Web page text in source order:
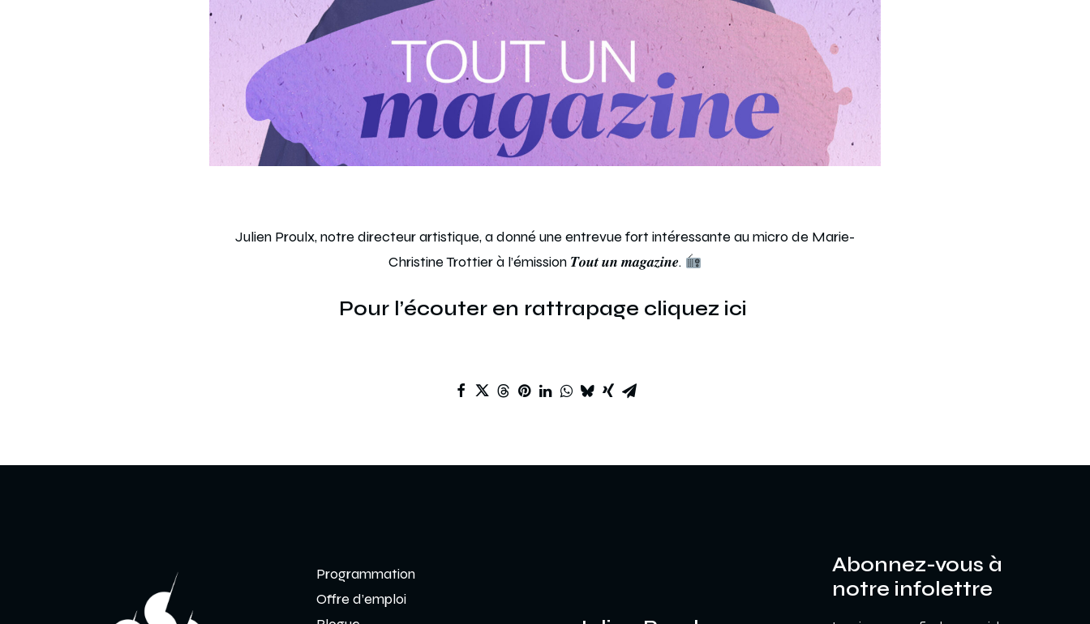
Julien Proulx, notre directeur artistique, a donné une entrevue fort intéressante au micro de Marie-
Christine Trottier à l’émission 𝑻𝒐𝒖𝒕 𝒖𝒏 𝒎𝒂𝒈𝒂𝒛𝒊𝒏𝒆.
Pour l’écouter en rattrapage cliquez ici
Programmation
Offre d’emploi
Abonnez-vous à
notre infolettre